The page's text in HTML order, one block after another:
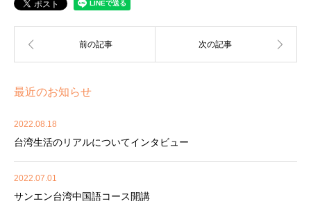
最近のお知らせ
2022.08.18
台湾生活のリアルについてインタビュー
2022.07.01
サンエン台湾中国語コース開講